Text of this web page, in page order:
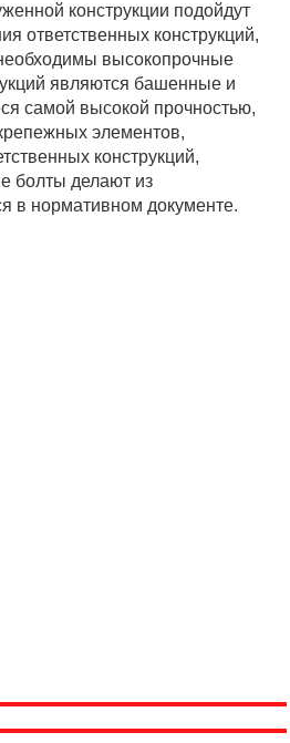
конструкции подойдут
ответственных конструкций,
высокопрочные
являются башенные и
самой высокой прочностью,
элементов,
конструкций,
болты делают из
в нормативном документе.